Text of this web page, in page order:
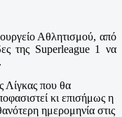
Αθλητισμού, από
της Superleague 1 να
Λίγκας που θα
κι επισήμως η
ημερομηνία στις